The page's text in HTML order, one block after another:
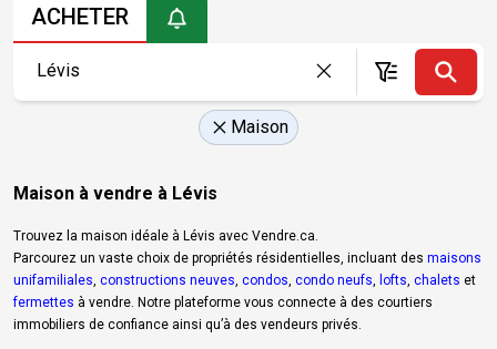
ACHETER
Maison
Maison à vendre à Lévis
Trouvez la maison idéale à Lévis avec Vendre.ca.
Parcourez un vaste choix de propriétés résidentielles, incluant des maisons
unifamiliales constructions neuves condos condo neufs lofts chalets et
fermettes à vendre. Notre plateforme vous connecte à des courtiers
immobiliers de confiance ainsi qu’à des vendeurs privés.